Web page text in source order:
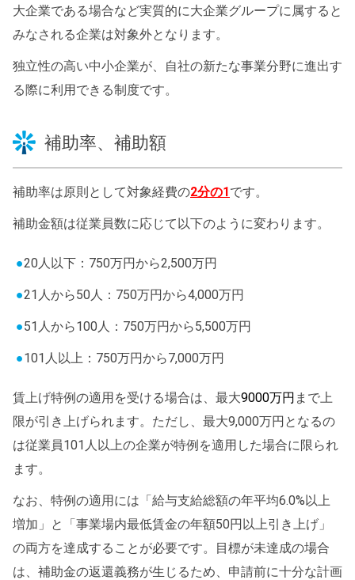
大企業である場合など実質的に大企業グループに属すると
みなされる企業は対象外となります。
独立性の高い中小企業が、自社の新たな事業分野に進出す
る際に利用できる制度です。
補助率、補助額
補助率は原則として対象経費の2分の1です。
補助金額は従業員数に応じて以下のように変わります。
20人以下：750万円から2,500万円
21人から50人：750万円から4,000万円
51人から100人：750万円から5,500万円
101人以上：750万円から7,000万円
賃上げ特例の適用を受ける場合は、 最大9000万円 まで上
限が引き上げられます。ただし、最大9,000万円となるの
は従業員101人以上の企業が特例を適用した場合に限られ
ます。
なお、特例の適用には「給与支給総額の年平均6.0%以上
増加」と「事業場内最低賃金の年額50円以上引き上げ」
の両方を達成することが必要です。目標が未達成の場合
は、補助金の返還義務が生じるため、申請前に十分な計画